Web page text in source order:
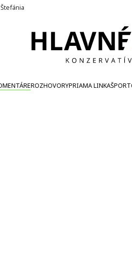
Štefánia
ROZHOVORYPRIAMA LINKAŠPORT